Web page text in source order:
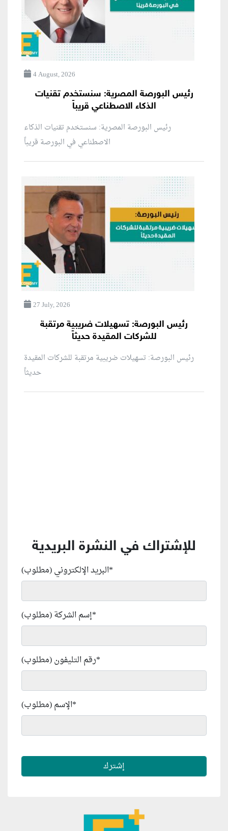
4 August, 2026
رئيس البورصة المصرية: سنستخدم تقنيات
الذكاء الاصطناعي قريباً
رئيس البورصة المصرية: سنستخدم تقنيات الذكاء
الاصطناعي في البورصة قريباً
27 July, 2026
رئيس البورصة: تسهيلات ضريبية مرتقبة
للشركات المقيدة حديثاً
رئيس البورصة: تسهيلات ضريبية مرتقبة للشركات المقيدة
للإشتراك في النشرة البريدية
البريد الإلكتروني (مطلوب)*
إسم الشركة (مطلوب)*
رقم التليفون (مطلوب)*
الإسم (مطلوب)*